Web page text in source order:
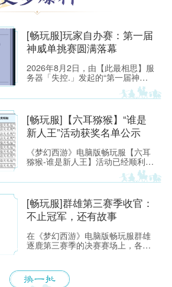
[畅玩服]玩家自办赛：第一届
神威单挑赛圆满落幕
2026年8月2日，由【此最相思】服
务器「失控.」发起的“第一届神威
[畅玩服]【六耳猕猴】“谁是
新人王”活动获奖名单公示
《梦幻西游》电脑版畅玩服【六耳
猕猴-谁是新人王】活动已经顺利落
下帷幕，恭喜以下玩家获得[ROG
玩家国度]周边奖励！ （活动详情
[畅玩服]群雄第三赛季收官：
不止冠军，还有故事
在《梦幻西游》电脑版畅玩服群雄
逐鹿第三赛季的决赛赛场上，各位
面，就带各位少侠了解一下吧！